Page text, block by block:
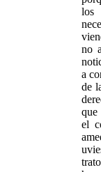
los
no
a
de
que
el